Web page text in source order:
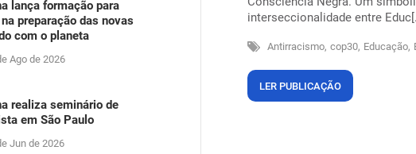
lança formação para
preparação das novas
com o planeta
Ago de 2026
realiza seminário de
em São Paulo
Jun de 2026
parecia ser um problema dos outros,
os efeitos na própria pele, suando sob
interseccionalidade entre
Antirracismo, cop30, Educação,
LER PUBLICAÇÃO